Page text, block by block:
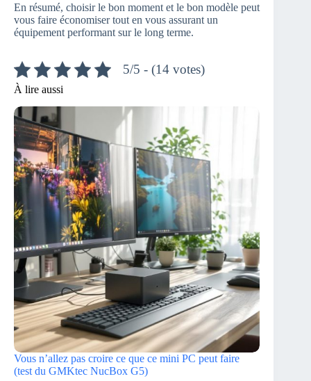
En résumé, choisir le bon moment et le bon modèle peut
vous faire économiser tout en vous assurant un
équipement performant sur le long terme.
5/5 - (14 votes)
À lire aussi
Vous n’allez pas croire ce que ce mini PC peut faire
(test du GMKtec NucBox G5)